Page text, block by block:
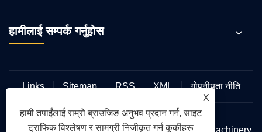
हामीलाई सम्पर्क गर्नुहोस
Links Sitemap RSS XML गोपनीयता नीति
प्रतिलिपि अधिकार © 2026 Qingdao Yongte Plastic Machinery
X
हामी तपाईंलाई राम्रो ब्राउजिङ अनुभव प्रदान गर्न, साइट
ट्राफिक विश्लेषण र सामग्री निजीकृत गर्न कुकीहरू